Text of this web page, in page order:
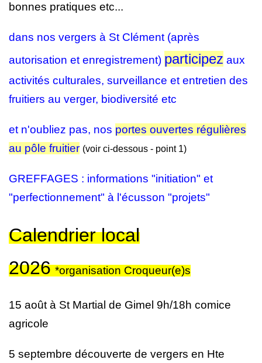
bonnes pratiques etc...
dans nos vergers à St Clément (après
autorisation et enregistrement) participez aux
activités culturales, surveillance et entretien des
fruitiers au verger, biodiversité etc
et n'oubliez pas, nos portes ouvertes régulières
au pôle fruitier (voir ci-dessous - point 1)
GREFFAGES : informations "initiation" et
"perfectionnement" à l'écusson "projets"
Calendrier local
2026 *organisation Croqueur(e)s
15 août à St Martial de Gimel 9h/18h comice
agricole
5 septembre découverte de vergers en Hte